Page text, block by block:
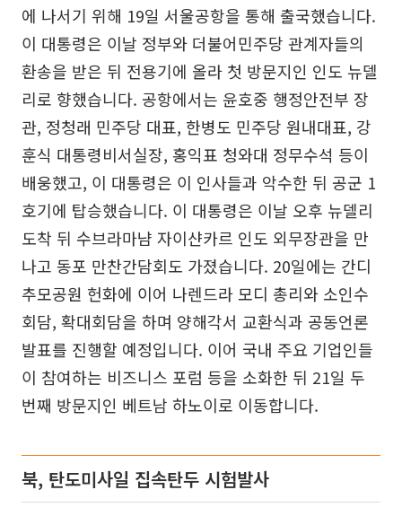
에 나서기 위해 19일 서울공항을 통해 출국했습니다.
이 대통령은 이날 정부와 더불어민주당 관계자들의
환송을 받은 뒤 전용기에 올라 첫 방문지인 인도 뉴델
리로 향했습니다. 공항에서는 윤호중 행정안전부 장
관, 정청래 민주당 대표, 한병도 민주당 원내대표, 강
훈식 대통령비서실장, 홍익표 청와대 정무수석 등이
배웅했고, 이 대통령은 이 인사들과 악수한 뒤 공군 1
호기에 탑승했습니다. 이 대통령은 이날 오후 뉴델리
도착 뒤 수브라마냠 자이샨카르 인도 외무장관을 만
나고 동포 만찬간담회도 가졌습니다. 20일에는 간디
추모공원 헌화에 이어 나렌드라 모디 총리와 소인수
회담, 확대회담을 하며 양해각서 교환식과 공동언론
발표를 진행할 예정입니다. 이어 국내 주요 기업인들
이 참여하는 비즈니스 포럼 등을 소화한 뒤 21일 두
번째 방문지인 베트남 하노이로 이동합니다.
북, 탄도미사일 집속탄두 시험발사